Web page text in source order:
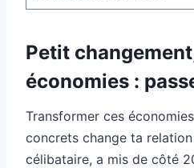
Petit
économies :
Transformer ces
concrets change ta relation
célibataire, a mis de côté